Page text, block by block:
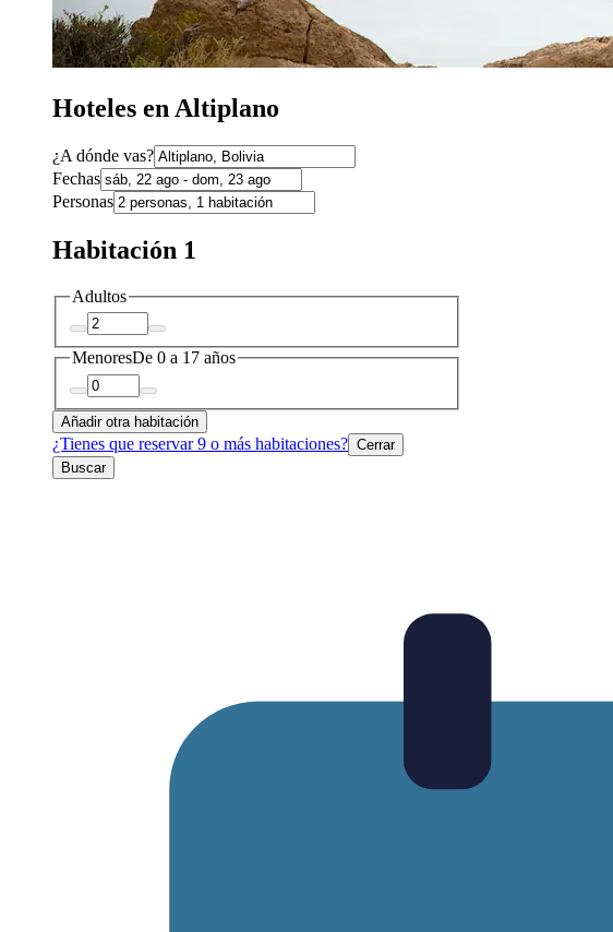
Hoteles en Altiplano
¿A dónde vas?
Fechas
Personas
Habitación 1
Adultos
MenoresDe 0 a 17 años
Añadir otra habitación
¿Tienes que reservar 9 o más habitaciones? Cerrar
Buscar